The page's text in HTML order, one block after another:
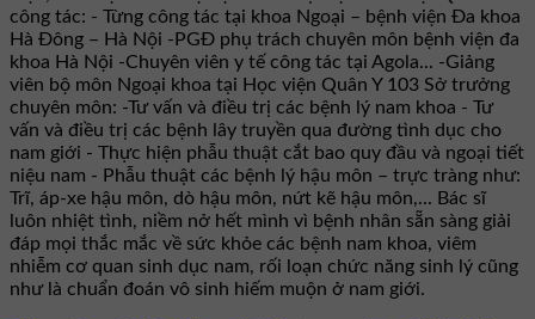
công tác: - Từng công tác tại khoa Ngoại – bệnh viện Đa khoa
Hà Đông – Hà Nội -PGĐ phụ trách chuyên môn bệnh viện đa
khoa Hà Nội -Chuyên viên y tế công tác tại Agola... -Giảng
viên bộ môn Ngoại khoa tại Học viện Quân Y 103 Sở trưởng
chuyên môn: -Tư vấn và điều trị các bệnh lý nam khoa - Tư
vấn và điều trị các bệnh lây truyền qua đường tình dục cho
nam giới - Thực hiện phẫu thuật cắt bao quy đầu và ngoại tiết
niệu nam - Phẫu thuật các bệnh lý hậu môn – trực tràng như:
Trĩ, áp-xe hậu môn, dò hậu môn, nứt kẽ hậu môn,... Bác sĩ
luôn nhiệt tình, niềm nở hết mình vì bệnh nhân sẵn sàng giải
đáp mọi thắc mắc về sức khỏe các bệnh nam khoa, viêm
nhiễm cơ quan sinh dục nam, rối loạn chức năng sinh lý cũng
như là chuẩn đoán vô sinh hiếm muộn ở nam giới.